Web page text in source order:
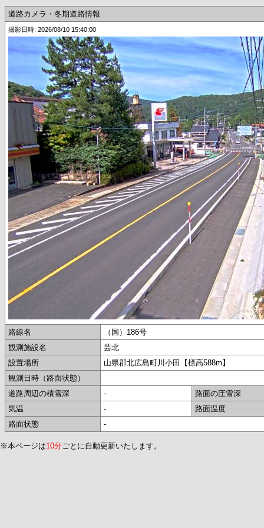
道路カメラ・冬期道路情報
撮影日時: 2026/08/10 15:40:00
路線名
（国）186号
観測施設名
芸北
設置場所
山県郡北広島町川小田【標高588m】
観測日時（路面状態）
道路周辺の積雪深
-
路面の圧雪深
気温
-
路面温度
路面状態
-
※本ページは10分ごとに自動更新いたします。